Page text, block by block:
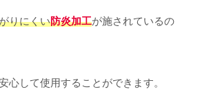
りにくい防炎加工が施されているの
心して使用することができます。